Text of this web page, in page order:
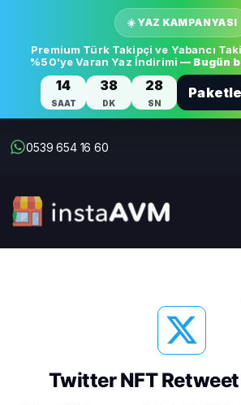
☀️ YAZ KAMPANYASI
Premium Türk Takipçi ve Yabancı
%50'ye Varan Yaz İndirimi — Bugün
14
SAAT
38
DK
27
SN
0539 654 16 60
Twitter NFT Retweet